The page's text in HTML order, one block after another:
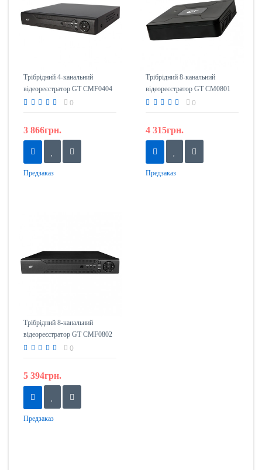
Трібрідний 4-канальний
відеореєстратор GT CMF0404
0
3 866грн.
Предзаказ
Трібрідний 8-канальний
відеореєстратор GT CM0801
0
4 315грн.
Предзаказ
Трібрідний 8-канальний
відеореєстратор GT CMF0802
0
5 394грн.
Предзаказ